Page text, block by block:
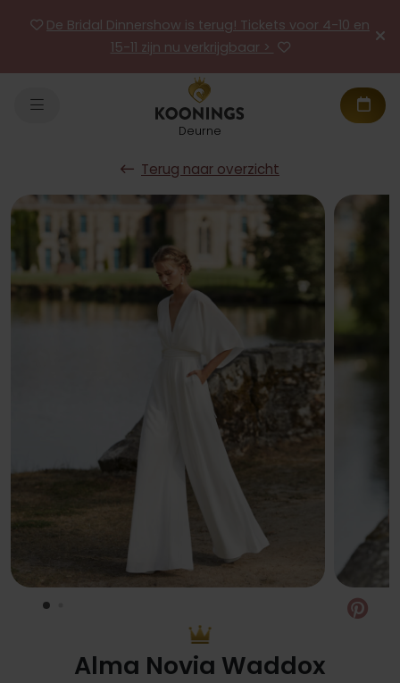
De Bridal Dinnershow is terug! Tickets voor 4-10 en
15-11 zijn nu verkrijgbaar >
Deurne
Terug naar overzicht
Alma Novia Waddox